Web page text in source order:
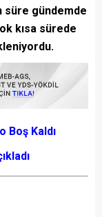
süre gündemde
kısa sürede
Boş Kaldı